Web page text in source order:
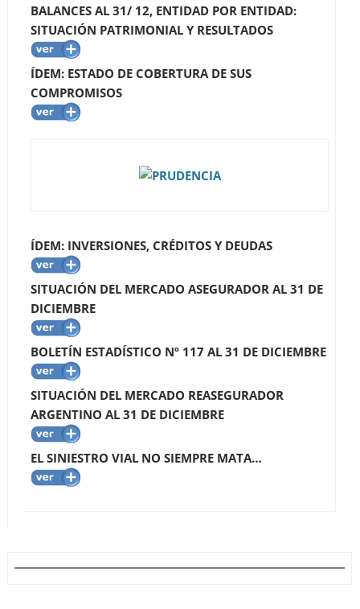
BALANCES AL 31/ 12, ENTIDAD POR ENTIDAD:
SITUACIÓN PATRIMONIAL Y RESULTADOS
ÍDEM: ESTADO DE COBERTURA DE SUS
COMPROMISOS
ÍDEM: INVERSIONES, CRÉDITOS Y DEUDAS
SITUACIÓN DEL MERCADO ASEGURADOR AL 31 DE
DICIEMBRE
BOLETÍN ESTADÍSTICO Nº 117 AL 31 DE DICIEMBRE
SITUACIÓN DEL MERCADO REASEGURADOR
ARGENTINO AL 31 DE DICIEMBRE
EL SINIESTRO VIAL NO SIEMPRE MATA…